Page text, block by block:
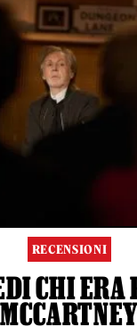
RECENSIONI
CHI ERA
MCCARTNEY